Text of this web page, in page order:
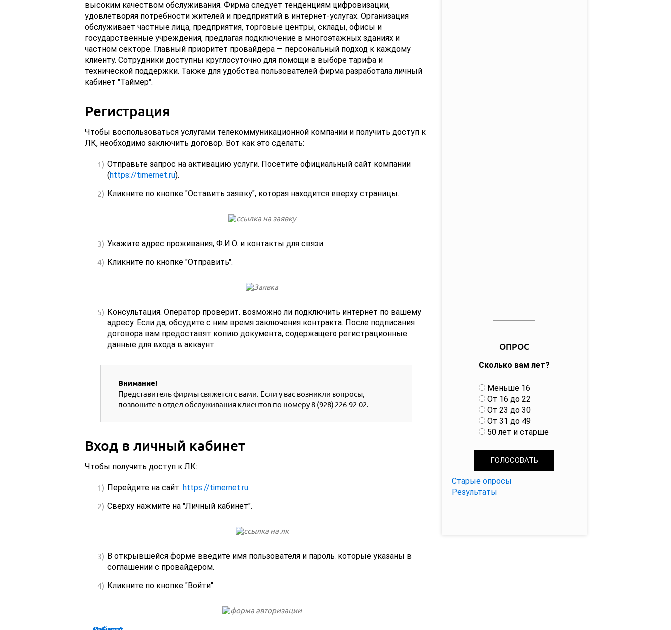
высоким качеством обслуживания. Фирма следует тенденциям цифровизации,
удовлетворяя потребности жителей и предприятий в интернет-услугах. Организация
обслуживает частные лица, предприятия, торговые центры, склады, офисы и
государственные учреждения, предлагая подключение в многоэтажных зданиях и
частном секторе. Главный приоритет провайдера — персональный подход к каждому
клиенту. Сотрудники доступны круглосуточно для помощи в выборе тарифа и
технической поддержки. Также для удобства пользователей фирма разработала личный
кабинет "Таймер".
Регистрация
Чтобы воспользоваться услугами телекоммуникационной компании и получить доступ к
ЛК, необходимо заключить договор. Вот как это сделать:
Отправьте запрос на активацию услуги. Посетите официальный сайт компании
(https://timernet.ru).
Кликните по кнопке "Оставить заявку", которая находится вверху страницы.
Укажите адрес проживания, Ф.И.О. и контакты для связи.
Кликните по кнопке "Отправить".
Консультация. Оператор проверит, возможно ли подключить интернет по вашему
адресу. Если да, обсудите с ним время заключения контракта. После подписания
договора вам предоставят копию документа, содержащего регистрационные
данные для входа в аккаунт.
Внимание!
Представитель фирмы свяжется с вами. Если у вас возникли вопросы,
позвоните в отдел обслуживания клиентов по номеру 8 (928) 226-92-02.
Вход в личный кабинет
Чтобы получить доступ к ЛК:
Перейдите на сайт: https://timernet.ru.
Сверху нажмите на "Личный кабинет".
В открывшейся форме введите имя пользователя и пароль, которые указаны в
соглашении с провайдером.
Кликните по кнопке "Войти".
ОПРОС
Сколько вам лет?
В
а
р
и
а
Меньше 16
От 16 до 22
От 23 до 30
От 31 до 49
50 лет и старше
Старые опросы
Результаты